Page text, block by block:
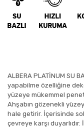
ALBERA PLATİNUM SU
yapabilme özelliğine
yüzeye mükemmel
Ahşabın gözenekli
hale getirir. İçerisinde
çevreye karşı duyarlıdır.